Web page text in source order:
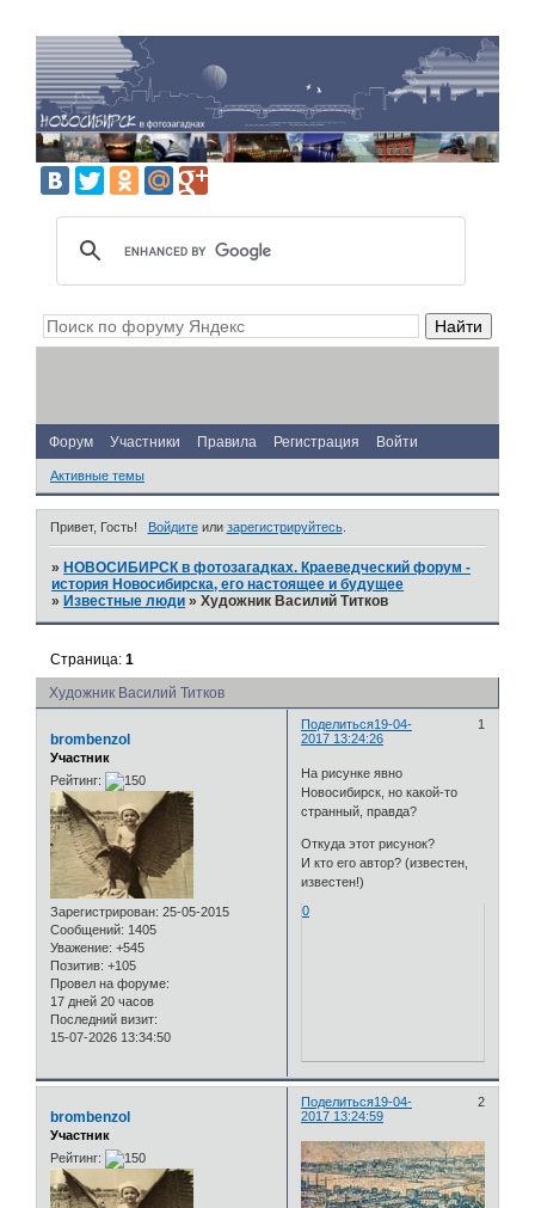
Форум Участники Правила Регистрация Войти
Активные темы
Привет, Гость! Войдитеили зарегистрируйтесь.
» НОВОСИБИРСК в фотозагадках. Краеведческий форум -
история Новосибирска, его настоящее и будущее
» Известные люди »Художник Василий Титков
Художник Василий Титков
Страница:1
Поделиться 1
19-04-
2017 13:24:26
brombenzol
Участник
Рейтинг:
Зарегистрирован: 25-05-2015
Сообщений: 1405
Уважение: +545
Позитив: +105
Провел на форуме:
17 дней 20 часов
Последний визит:
15-07-2026 13:34:50
На рисунке явно
Новосибирск, но какой-то
странный, правда?
Откуда этот рисунок?
И кто его автор? (известен,
известен!)
0
Поделиться 2
19-04-
2017 13:24:59
brombenzol
Участник
Рейтинг: